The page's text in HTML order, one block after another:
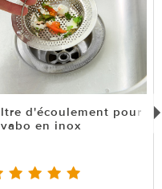
d'écoulement pour
en inox